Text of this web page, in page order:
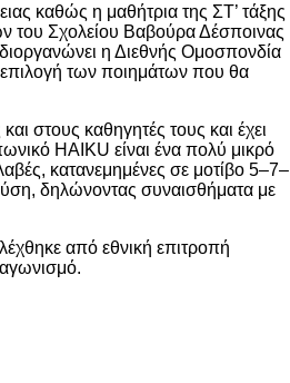
καθώς η μαθήτρια της ΣΤ’ τάξης
του Σχολείου Βαβούρα Δέσποινας
η Διεθνής Ομοσπονδία
των ποιημάτων που θα
στους καθηγητές τους και έχει
HAIKU είναι ένα πολύ μικρό
κατανεμημένες σε μοτίβο 5–7–
δηλώνοντας συναισθήματα με
από εθνική επιτροπή